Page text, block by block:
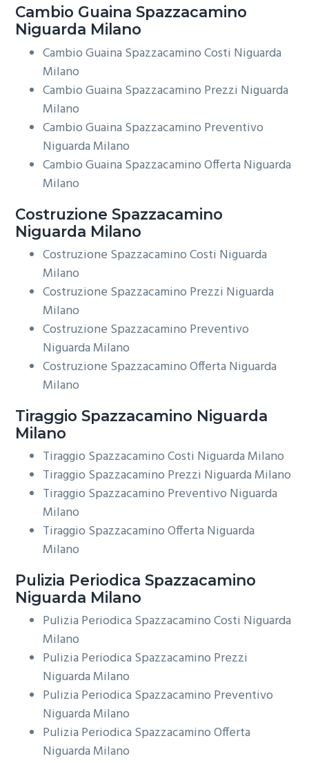
Cambio Guaina Spazzacamino
Niguarda Milano
Cambio Guaina Spazzacamino Costi Niguarda
Milano
Cambio Guaina Spazzacamino Prezzi Niguarda
Milano
Cambio Guaina Spazzacamino Preventivo
Niguarda Milano
Cambio Guaina Spazzacamino Offerta Niguarda
Milano
Costruzione Spazzacamino
Niguarda Milano
Costruzione Spazzacamino Costi Niguarda
Milano
Costruzione Spazzacamino Prezzi Niguarda
Milano
Costruzione Spazzacamino Preventivo
Niguarda Milano
Costruzione Spazzacamino Offerta Niguarda
Milano
Tiraggio Spazzacamino Niguarda
Milano
Tiraggio Spazzacamino Costi Niguarda Milano
Tiraggio Spazzacamino Prezzi Niguarda Milano
Tiraggio Spazzacamino Preventivo Niguarda
Milano
Tiraggio Spazzacamino Offerta Niguarda
Milano
Pulizia Periodica Spazzacamino
Niguarda Milano
Pulizia Periodica Spazzacamino Costi Niguarda
Milano
Pulizia Periodica Spazzacamino Prezzi
Niguarda Milano
Pulizia Periodica Spazzacamino Preventivo
Niguarda Milano
Pulizia Periodica Spazzacamino Offerta
Niguarda Milano